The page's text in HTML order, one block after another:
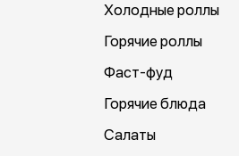
Холодные роллы
Горячие роллы
Фаст-фуд
Горячие блюда
Салаты